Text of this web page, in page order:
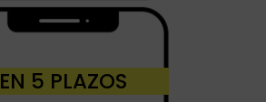
EN 5 PLAZOS